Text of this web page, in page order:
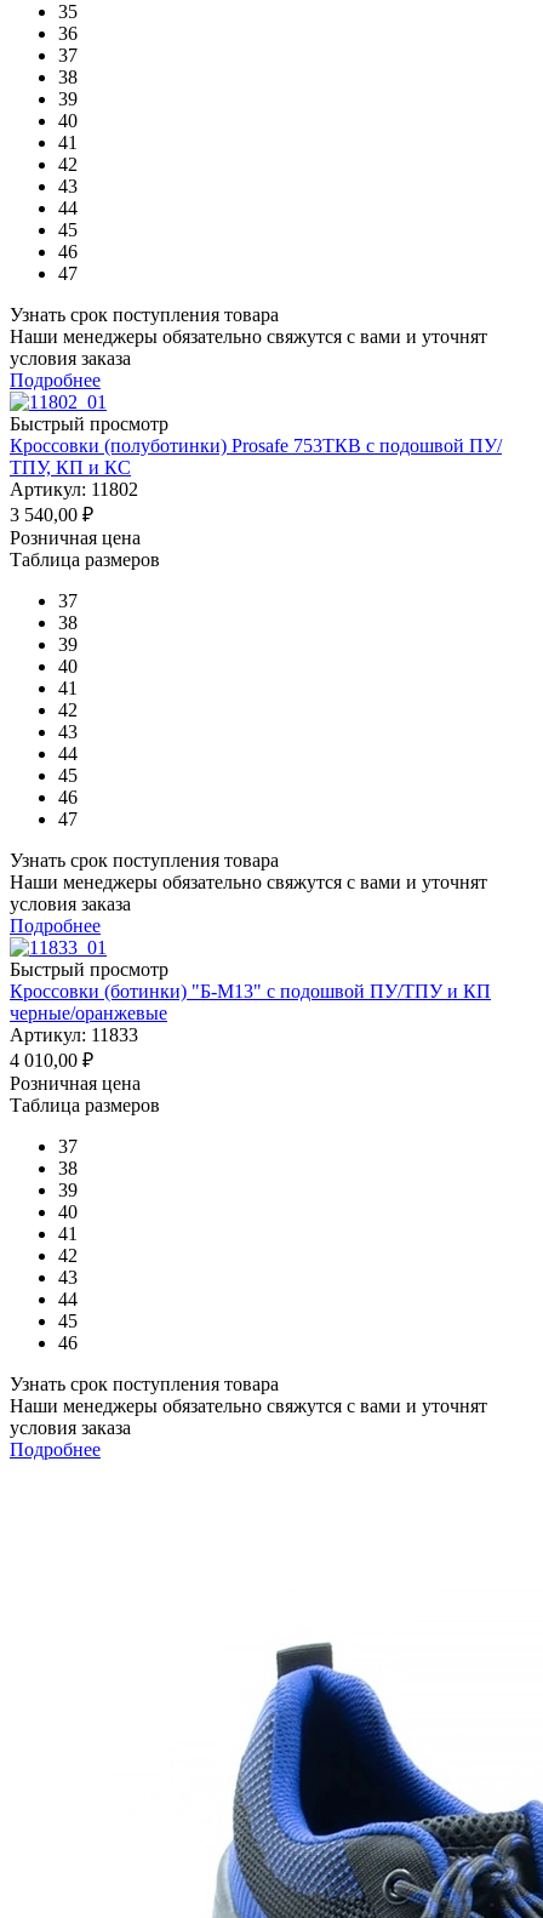
35
36
37
38
39
40
41
42
43
44
45
46
47
Узнать срок поступления товара
Наши менеджеры обязательно свяжутся с вами и уточнят
условия заказа
Подробнее
Быстрый просмотр
Кроссовки (полуботинки) Prosafe 753ТКВ c подошвой ПУ/
ТПУ, КП и КС
Артикул: 11802
3 540,00 ₽
Розничная цена
Таблица размеров
37
38
39
40
41
42
43
44
45
46
47
Узнать срок поступления товара
Наши менеджеры обязательно свяжутся с вами и уточнят
условия заказа
Подробнее
Быстрый просмотр
Кроссовки (ботинки) "Б-М13" с подошвой ПУ/ТПУ и КП
черные/оранжевые
Артикул: 11833
4 010,00 ₽
Розничная цена
Таблица размеров
37
38
39
40
41
42
43
44
45
46
Узнать срок поступления товара
Наши менеджеры обязательно свяжутся с вами и уточнят
условия заказа
Подробнее